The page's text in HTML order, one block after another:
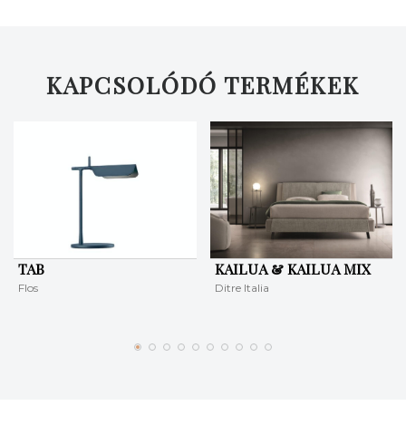
KAPCSOLÓDÓ TERMÉKEK
TAB
Flos
KAILUA & KAILUA MIX
Ditre Italia